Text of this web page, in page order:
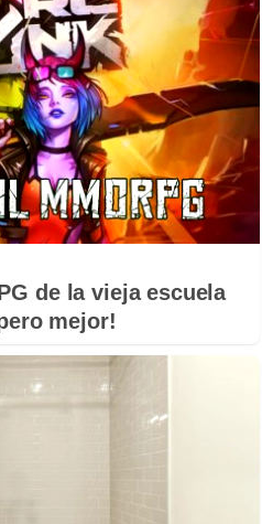
de la vieja escuela
mejor!